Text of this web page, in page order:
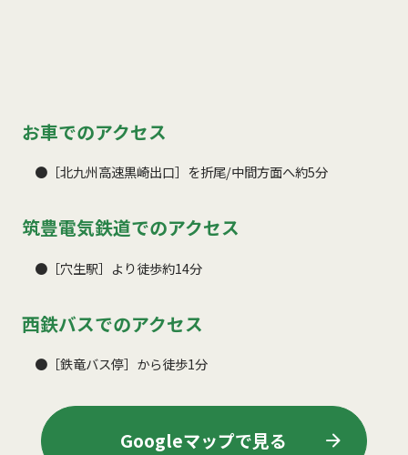
お車でのアクセス
●［北九州高速黒崎出口］を折尾/中間方面へ約5分
筑豊電気鉄道でのアクセス
●［穴生駅］より徒歩約14分
西鉄バスでのアクセス
●［鉄竜バス停］から徒歩1分
Googleマップで見る arrow_forward